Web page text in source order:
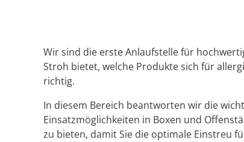
Wir sind die erste Anlaufstelle für
Stroh bietet, welche Produkte sich für
richtig.
In diesem Bereich beantworten wir die
Einsatzmöglichkeiten in Boxen und
zu bieten, damit Sie die optimale Einstreu